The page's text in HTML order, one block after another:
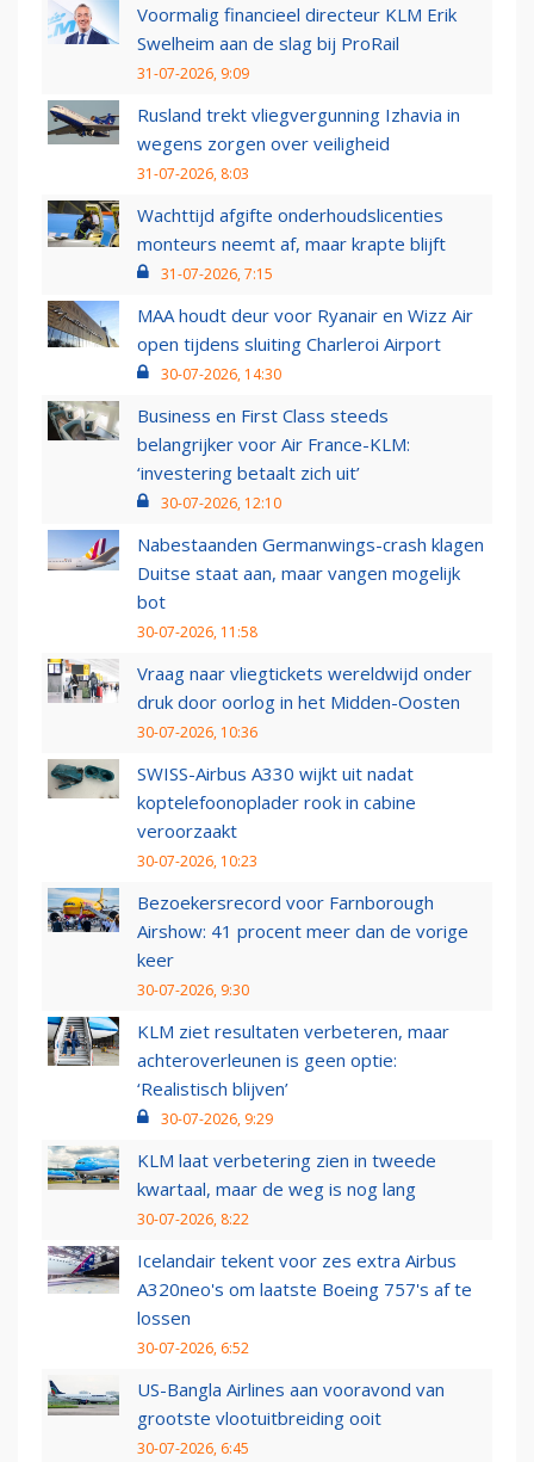
Voormalig financieel directeur KLM Erik
Swelheim aan de slag bij ProRail
31-07-2026, 9:09
Rusland trekt vliegvergunning Izhavia in
wegens zorgen over veiligheid
31-07-2026, 8:03
Wachttijd afgifte onderhoudslicenties
monteurs neemt af, maar krapte blijft
31-07-2026, 7:15
MAA houdt deur voor Ryanair en Wizz Air
open tijdens sluiting Charleroi Airport
30-07-2026, 14:30
Business en First Class steeds
belangrijker voor Air France-KLM:
‘investering betaalt zich uit’
30-07-2026, 12:10
Nabestaanden Germanwings-crash klagen
Duitse staat aan, maar vangen mogelijk
bot
30-07-2026, 11:58
Vraag naar vliegtickets wereldwijd onder
druk door oorlog in het Midden-Oosten
30-07-2026, 10:36
SWISS-Airbus A330 wijkt uit nadat
koptelefoonoplader rook in cabine
veroorzaakt
30-07-2026, 10:23
Bezoekersrecord voor Farnborough
Airshow: 41 procent meer dan de vorige
keer
30-07-2026, 9:30
KLM ziet resultaten verbeteren, maar
achteroverleunen is geen optie:
‘Realistisch blijven’
30-07-2026, 9:29
KLM laat verbetering zien in tweede
kwartaal, maar de weg is nog lang
30-07-2026, 8:22
Icelandair tekent voor zes extra Airbus
A320neo's om laatste Boeing 757's af te
lossen
30-07-2026, 6:52
US-Bangla Airlines aan vooravond van
grootste vlootuitbreiding ooit
30-07-2026, 6:45